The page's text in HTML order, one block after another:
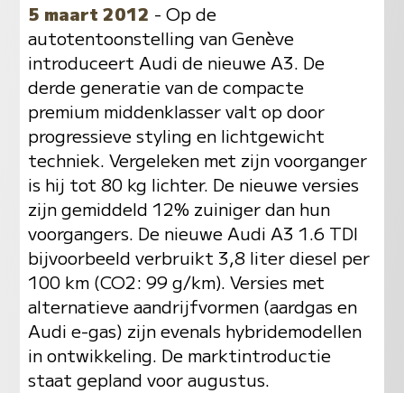
5 maart 2012 - Op de
autotentoonstelling van Genève
introduceert Audi de nieuwe A3. De
derde generatie van de compacte
premium middenklasser valt op door
progressieve styling en lichtgewicht
techniek. Vergeleken met zijn voorganger
is hij tot 80 kg lichter. De nieuwe versies
zijn gemiddeld 12% zuiniger dan hun
voorgangers. De nieuwe Audi A3 1.6 TDI
bijvoorbeeld verbruikt 3,8 liter diesel per
100 km (CO2: 99 g/km). Versies met
alternatieve aandrijfvormen (aardgas en
Audi e-gas) zijn evenals hybridemodellen
in ontwikkeling. De marktintroductie
staat gepland voor augustus.